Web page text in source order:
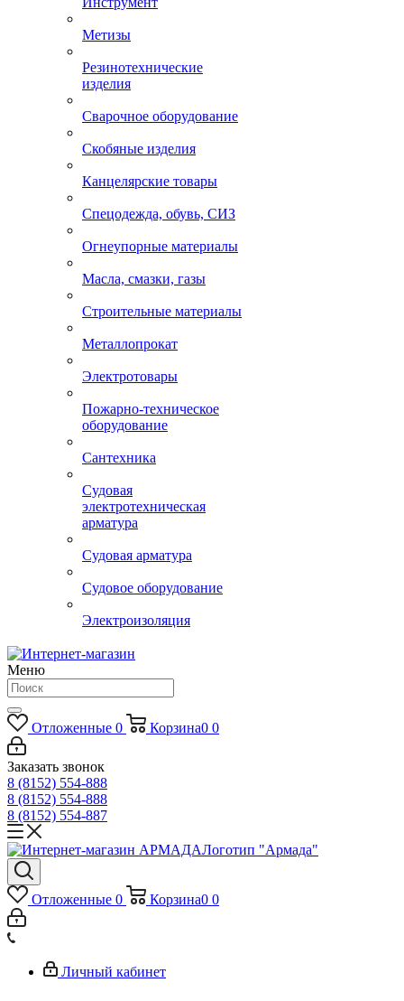
Метизы
Резинотехнические
изделия
Сварочное оборудование
Скобяные изделия
Канцелярские товары
Спецодежда, обувь, СИЗ
Огнеупорные материалы
Масла, смазки, газы
Строительные материалы
Металлопрокат
Электротовары
Пожарно-техническое
оборудование
Сантехника
Судовая
электротехническая
арматура
Судовая арматура
Судовое оборудование
Электроизоляция
Меню
Отложенные 0 Корзина0 0
Заказать звонок
8 (8152) 554-888
8 (8152) 554-888
8 (8152) 554-887
Логотип "Армада"
Отложенные 0 Корзина0 0
Личный кабинет